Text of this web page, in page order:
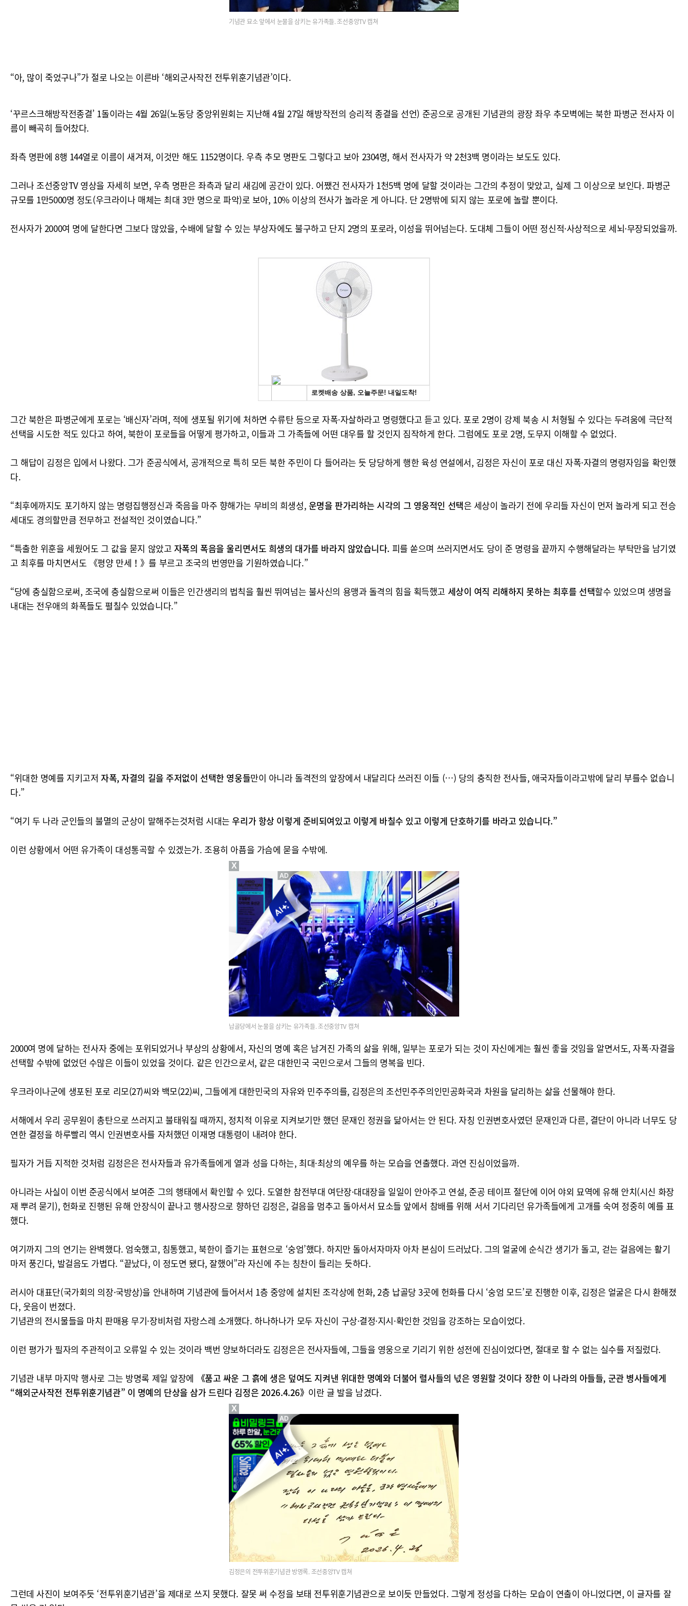
기념관 묘소 앞에서 눈물을 삼키는 유가족들. 조선중앙TV 캡쳐
“아, 많이 죽었구나”가 절로 나오는 이른바 ‘해외군사작전 전투위훈기념관’이다.
‘꾸르스크해방작전종결’ 1돌이라는 4월 26일(노동당 중앙위원회는 지난해 4월 27일 해방작전의 승리적 종결을 선언) 준공으로 공개된 기념관의 광장 좌우 추모벽에는 북한 파병군 전사자 이
름이 빼곡히 들어찼다.
좌측 명판에 8행 144열로 이름이 새겨져, 이것만 해도 1152명이다. 우측 추모 명판도 그렇다고 보아 2304명, 해서 전사자가 약 2천3백 명이라는 보도도 있다.
그러나 조선중앙TV 영상을 자세히 보면, 우측 명판은 좌측과 달리 새김에 공간이 있다. 어쨌건 전사자가 1천5백 명에 달할 것이라는 그간의 추정이 맞았고, 실제 그 이상으로 보인다. 파병군
규모를 1만5000명 정도(우크라이나 매체는 최대 3만 명으로 파악)로 보아, 10% 이상의 전사가 놀라운 게 아니다. 단 2명밖에 되지 않는 포로에 놀랄 뿐이다.
전사자가 2000여 명에 달한다면 그보다 많았을, 수배에 달할 수 있는 부상자에도 불구하고 단지 2명의 포로라, 이성을 뛰어넘는다. 도대체 그들이 어떤 정신적·사상적으로 세뇌·무장되었을까.
그간 북한은 파병군에게 포로는 ‘배신자’라며, 적에 생포될 위기에 처하면 수류탄 등으로 자폭·자살하라고 명령했다고 듣고 있다. 포로 2명이 강제 북송 시 처형될 수 있다는 두려움에 극단적
선택을 시도한 적도 있다고 하여, 북한이 포로들을 어떻게 평가하고, 이들과 그 가족들에 어떤 대우를 할 것인지 짐작하게 한다. 그럼에도 포로 2명, 도무지 이해할 수 없었다.
그 해답이 김정은 입에서 나왔다. 그가 준공식에서, 공개적으로 특히 모든 북한 주민이 다 들어라는 듯 당당하게 행한 육성 연설에서, 김정은 자신이 포로 대신 자폭·자결의 명령자임을 확인했
다.
“최후에까지도 포기하지 않는 명령집행정신과 죽음을 마주 향해가는 무비의 희생성, 운명을 판가리하는 시각의 그 영웅적인 선택은 세상이 놀라기 전에 우리들 자신이 먼저 놀라게 되고 전승
세대도 경의할만큼 전무하고 전설적인 것이였습니다.”
“특출한 위훈을 세웠어도 그 값을 묻지 않았고 자폭의 폭음을 울리면서도 희생의 대가를 바라지 않았습니다. 피를 쏟으며 쓰러지면서도 당이 준 명령을 끝까지 수행해달라는 부탁만을 남기였
고 최후를 마치면서도 《평양 만세！》를 부르고 조국의 번영만을 기원하였습니다.”
“당에 충실함으로써, 조국에 충실함으로써 이들은 인간생리의 법칙을 훨씬 뛰여넘는 불사신의 용맹과 돌격의 힘을 획득했고 세상이 여직 리해하지 못하는 최후를 선택할수 있었으며 생명을
내대는 전우애의 화폭들도 펼칠수 있었습니다.”
“위대한 명예를 지키고저 자폭, 자결의 길을 주저없이 선택한 영웅들만이 아니라 돌격전의 앞장에서 내달리다 쓰러진 이들 (…) 당의 충직한 전사들, 애국자들이라고밖에 달리 부를수 없습니
다.”
“여기 두 나라 군인들의 불멸의 군상이 말해주는것처럼 시대는우리가 항상 이렇게 준비되여있고 이렇게 바칠수 있고 이렇게 단호하기를 바라고 있습니다.”
이런 상황에서 어떤 유가족이 대성통곡할 수 있겠는가. 조용히 아픔을 가슴에 묻을 수밖에.
납골당에서 눈물을 삼키는 유가족들. 조선중앙TV 캡쳐
2000여 명에 달하는 전사자 중에는 포위되었거나 부상의 상황에서, 자신의 명예 혹은 남겨진 가족의 삶을 위해, 일부는 포로가 되는 것이 자신에게는 훨씬 좋을 것임을 알면서도, 자폭·자결을
선택할 수밖에 없었던 수많은 이들이 있었을 것이다. 같은 인간으로서, 같은 대한민국 국민으로서 그들의 명복을 빈다.
우크라이나군에 생포된 포로 리모(27)씨와 백모(22)씨, 그들에게 대한민국의 자유와 민주주의를, 김정은의 조선민주주의인민공화국과 차원을 달리하는 삶을 선물해야 한다.
서해에서 우리 공무원이 총탄으로 쓰러지고 불태워질 때까지, 정치적 이유로 지켜보기만 했던 문재인 정권을 닮아서는 안 된다. 자칭 인권변호사였던 문재인과 다른, 결단이 아니라 너무도 당
연한 결정을 하루빨리 역시 인권변호사를 자처했던 이재명 대통령이 내려야 한다.
필자가 거듭 지적한 것처럼 김정은은 전사자들과 유가족들에게 열과 성을 다하는, 최대·최상의 예우를 하는 모습을 연출했다. 과연 진심이었을까.
아니라는 사실이 이번 준공식에서 보여준 그의 행태에서 확인할 수 있다. 도열한 참전부대 여단장·대대장을 일일이 안아주고 연설, 준공 테이프 절단에 이어 야외 묘역에 유해 안치(시신 화장
재 뿌려 묻기), 헌화로 진행된 유해 안장식이 끝나고 행사장으로 향하던 김정은, 걸음을 멈추고 돌아서서 묘소들 앞에서 참배를 위해 서서 기다리던 유가족들에게 고개를 숙여 정중히 예를 표
했다.
여기까지 그의 연기는 완벽했다. 엄숙했고, 침통했고, 북한이 즐기는 표현으로 ‘숭엄’했다. 하지만 돌아서자마자 아차 본심이 드러났다. 그의 얼굴에 순식간 생기가 돌고, 걷는 걸음에는 활기
마저 풍긴다, 발걸음도 가볍다. “끝났다, 이 정도면 됐다, 잘했어”라 자신에 주는 칭찬이 들리는 듯하다.
러시아 대표단(국가회의 의장·국방상)을 안내하며 기념관에 들어서서 1층 중앙에 설치된 조각상에 헌화, 2층 납골당 3곳에 헌화를 다시 ‘숭엄 모드’로 진행한 이후, 김정은 얼굴은 다시 환해졌
다, 웃음이 번졌다.
기념관의 전시물들을 마치 판매용 무기·장비처럼 자랑스레 소개했다. 하나하나가 모두 자신이 구상·결정·지시·확인한 것임을 강조하는 모습이었다.
이런 평가가 필자의 주관적이고 오류일 수 있는 것이라 백번 양보하더라도 김정은은 전사자들에, 그들을 영웅으로 기리기 위한 성전에 진심이었다면, 절대로 할 수 없는 실수를 저질렀다.
기념관 내부 마지막 행사로 그는 방명록 제일 앞장에
《품고 싸운 그 흙에 생은 덮여도 지켜낸 위대한 명예와 더불어 렬사들의 넋은 영원할 것이다 장한 이 나라의 아들들, 군관 병사들에게
“해외군사작전 전투위훈기념관” 이 명예의 단상을 삼가 드린다 김정은 2026.4.26》 이란 글 발을 남겼다.
김정은의 전투위훈기념관 방명록. 조선중앙TV 캡쳐
그런데 사진이 보여주듯 ‘전투위훈기념관’을 제대로 쓰지 못했다. 잘못 써 수정을 보태 전투위훈기념관으로 보이듯 만들었다. 그렇게 정성을 다하는 모습이 연출이 아니었다면, 이 글자를 잘
X
X